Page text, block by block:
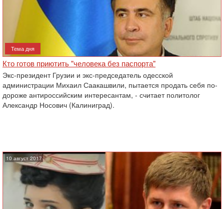
Тема дня
Кто готов приютить "человека без паспорта"
Экс-президент Грузии и экс-председатель одесской
администрации Михаил Саакашвили, пытается продать себя по-
дороже антироссийским интересантам, - считает политолог
Александр Носович (Калиниград).
10 август 2017